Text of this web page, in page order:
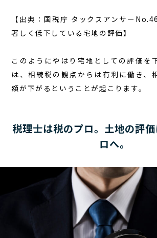
【出典：国税庁 タックスアンサー
著しく低下している宅地の評価】
このようにやはり宅地としての評価を
は、相続税の観点からは有利に働き、
額が下がるということが起こります。
税理士は税のプロ。土地の評
ロへ。